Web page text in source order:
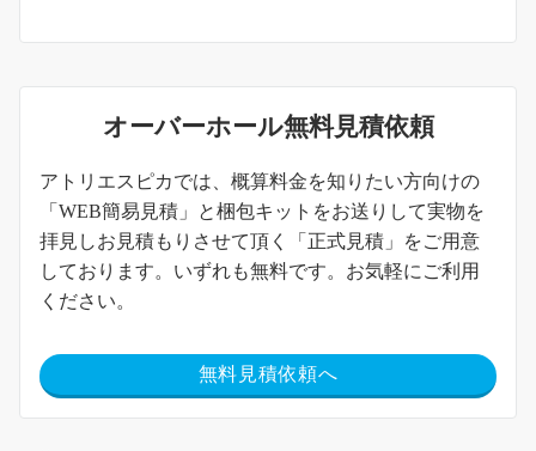
オーバーホール無料見積依頼
アトリエスピカでは、概算料金を知りたい方向けの
「WEB簡易見積」と梱包キットをお送りして実物を
拝見しお見積もりさせて頂く「正式見積」をご用意
しております。いずれも無料です。お気軽にご利用
ください。
無料見積依頼へ